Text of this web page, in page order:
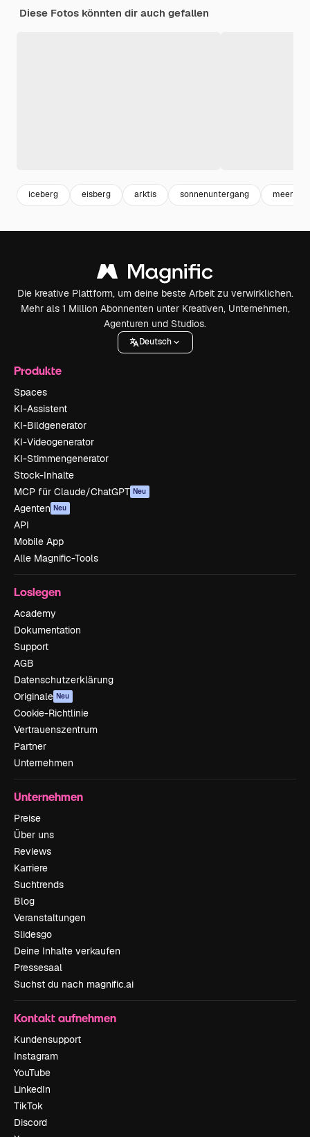
Diese Fotos könnten dir auch gefallen
iceberg eisberg arktis sonnenuntergang meer
Die kreative Plattform, um deine beste Arbeit zu verwirklichen.
Mehr als 1 Million Abonnenten unter Kreativen, Unternehmen,
Agenturen und Studios.
Deutsch
Produkte
Spaces
KI-Assistent
KI-Bildgenerator
KI-Videogenerator
KI-Stimmengenerator
Stock-Inhalte
MCP für Claude/ChatGPT Neu
Agenten Neu
API
Mobile App
Alle Magnific-Tools
Loslegen
Academy
Dokumentation
Support
AGB
Datenschutzerklärung
Originale Neu
Cookie-Richtlinie
Vertrauenszentrum
Partner
Unternehmen
Unternehmen
Preise
Über uns
Reviews
Karriere
Suchtrends
Blog
Veranstaltungen
Slidesgo
Deine Inhalte verkaufen
Pressesaal
Suchst du nach magnific.ai
Kontakt aufnehmen
Kundensupport
Instagram
YouTube
LinkedIn
TikTok
Discord